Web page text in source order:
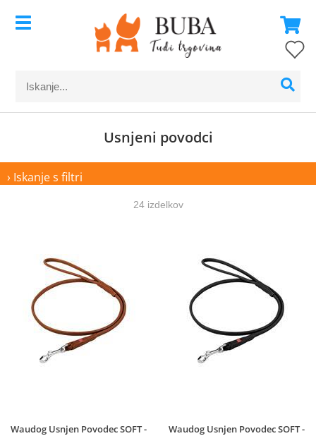
Usnjeni povodci
› Iskanje s filtri
24 izdelkov
Waudog Usnjen Povodec SOFT -
Waudog Usnjen Povodec SOFT -